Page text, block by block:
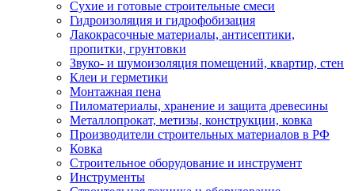
Сухие и готовые строительные смеси
Гидроизоляция и гидрофобизация
Лакокрасочные материалы, антисептики,
пропитки, грунтовки
Звуко- и шумоизоляция помещений, квартир, стен
Клеи и герметики
Монтажная пена
Пиломатериалы, хранение и защита древесины
Металлопрокат, метизы, конструкции, ковка
Производители строительных материалов в РФ
Ковка
Строительное оборудование и инструмент
Инструменты